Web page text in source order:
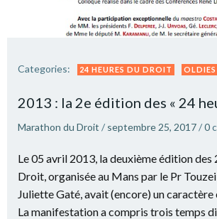
Categories: 24 HEURES DU DROIT OLDIES
2013 : la 2e édition des « 24
Marathon du Droit / septembre 25, 2017/0
Le 05 avril 2013, la deuxième édition des
Droit, organisée au Mans par le Pr
Juliette Gaté, avait (encore) un
La manifestation a compris trois temps